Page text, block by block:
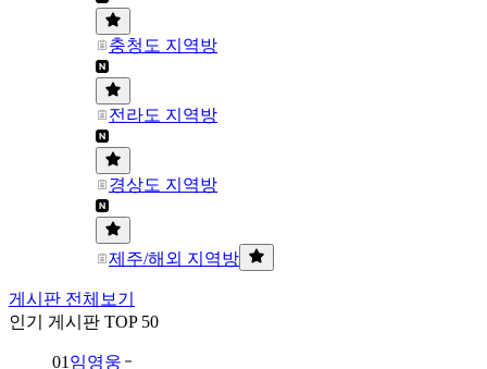
충청도 지역방
전라도 지역방
경상도 지역방
제주/해외 지역방
게시판 전체보기
인기 게시판 TOP 50
01 임영웅